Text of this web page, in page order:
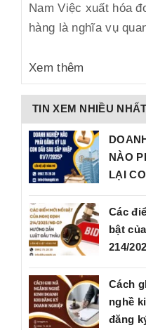
Nam Việc xuất hóa
hàng là nghĩa vụ
Xem thêm
TIN XEM NHIỀU NHẤT
NÀO
LẠI
Các
bật
214/
Cách
nghề
đăng